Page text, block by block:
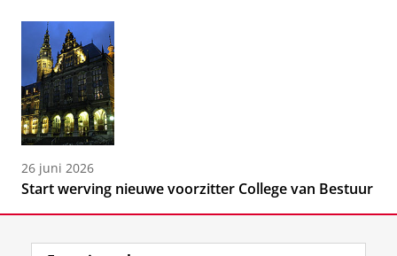
26 juni 2026
Start werving nieuwe voorzitter College van Bestuur